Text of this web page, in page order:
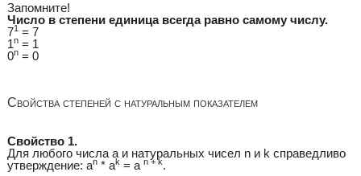
Запомните!
Число в степени единица всегда равно самому числу.
71 = 7
1n= 1
0n= 0
Свойства степеней с натуральным показателем
Свойство 1.
Для любого числа а и натуральных чисел n и k справедливо
утверждение: an* ak= a n + k.